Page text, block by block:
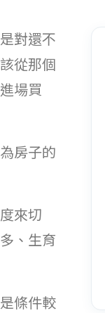
對還不
從那個
場買
房子的
來切
、生育
條件較